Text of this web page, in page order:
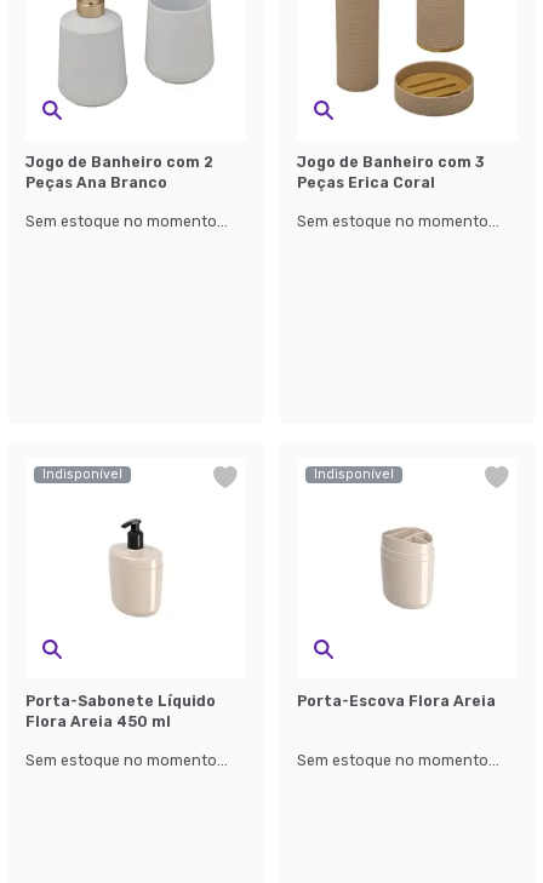
Jogo de Banheiro com 2
Peças Ana Branco
Sem estoque no momento...
Jogo de Banheiro com 3
Peças Erica Coral
Sem estoque no momento...
Indisponível
Porta-Sabonete Líquido
Flora Areia 450 ml
Sem estoque no momento...
Indisponível
Porta-Escova Flora Areia
Sem estoque no momento...